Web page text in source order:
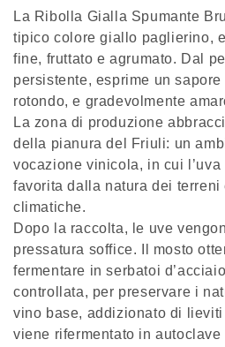
La Ribolla Gialla Spumante
tipico colore giallo paglierino,
fine, fruttato e agrumato. Dal
persistente, esprime un
rotondo, e gradevolmente
La zona di produzione
della pianura del Friuli: un
vocazione vinicola, in cui
favorita dalla natura dei
climatiche.
Dopo la raccolta, le uve
pressatura soffice. Il mosto
fermentare in serbatoi
controllata, per preservare i
vino base, addizionato di
viene rifermentato in autoclave